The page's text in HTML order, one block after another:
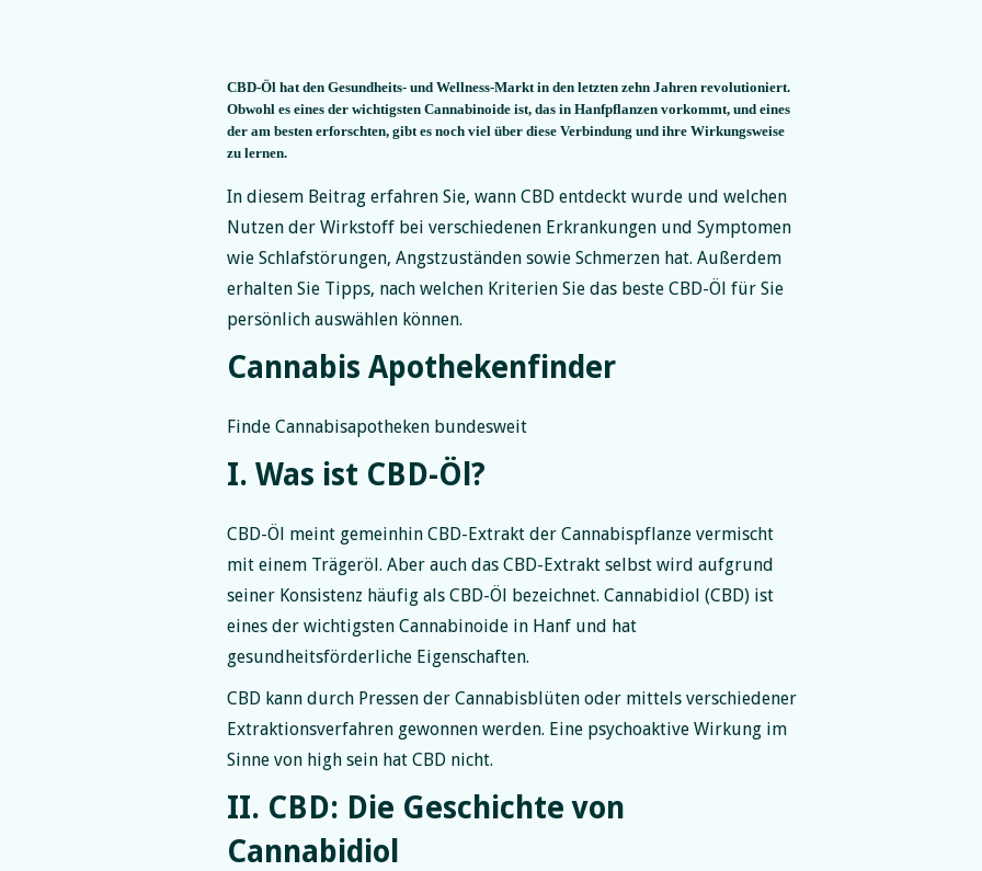
CBD-Öl hat den Gesundheits- und Wellness-Markt in den letzten zehn Jahren revolutioniert.
Obwohl es eines der wichtigsten Cannabinoide ist, das in Hanfpflanzen vorkommt, und eines
der am besten erforschten, gibt es noch viel über diese Verbindung und ihre Wirkungsweise
zu lernen.
In diesem Beitrag erfahren Sie, wann CBD entdeckt wurde und welchen
Nutzen der Wirkstoff bei verschiedenen Erkrankungen und Symptomen
wie Schlafstörungen, Angstzuständen sowie Schmerzen hat. Außerdem
erhalten Sie Tipps, nach welchen Kriterien Sie das beste CBD-Öl für Sie
persönlich auswählen können.
Can­na­bis Apothe­ken­finder
Finde Can­na­bis­apothe­ken bundesweit
I. Was ist CBD-Öl?
CBD-Öl meint gemeinhin CBD-Extrakt der Cannabispflanze vermischt
mit einem Trägeröl. Aber auch das CBD-Extrakt selbst wird aufgrund
seiner Konsistenz häufig als CBD-Öl bezeichnet. Cannabidiol (CBD) ist
eines der wichtigsten Cannabinoide in Hanf und hat
gesundheitsförderliche Eigenschaften.
CBD kann durch Pressen der Cannabisblüten oder mittels verschiedener
Extraktionsverfahren gewonnen werden. Eine psychoaktive Wirkung im
Sinne von high sein hat CBD nicht.
II. CBD: Die Geschichte von
Cannabidiol